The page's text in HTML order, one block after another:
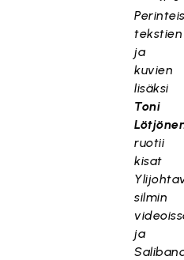
tekstien
ja
kuvien
lisäksi
Toni
ruotii
kisat
silmin
ja